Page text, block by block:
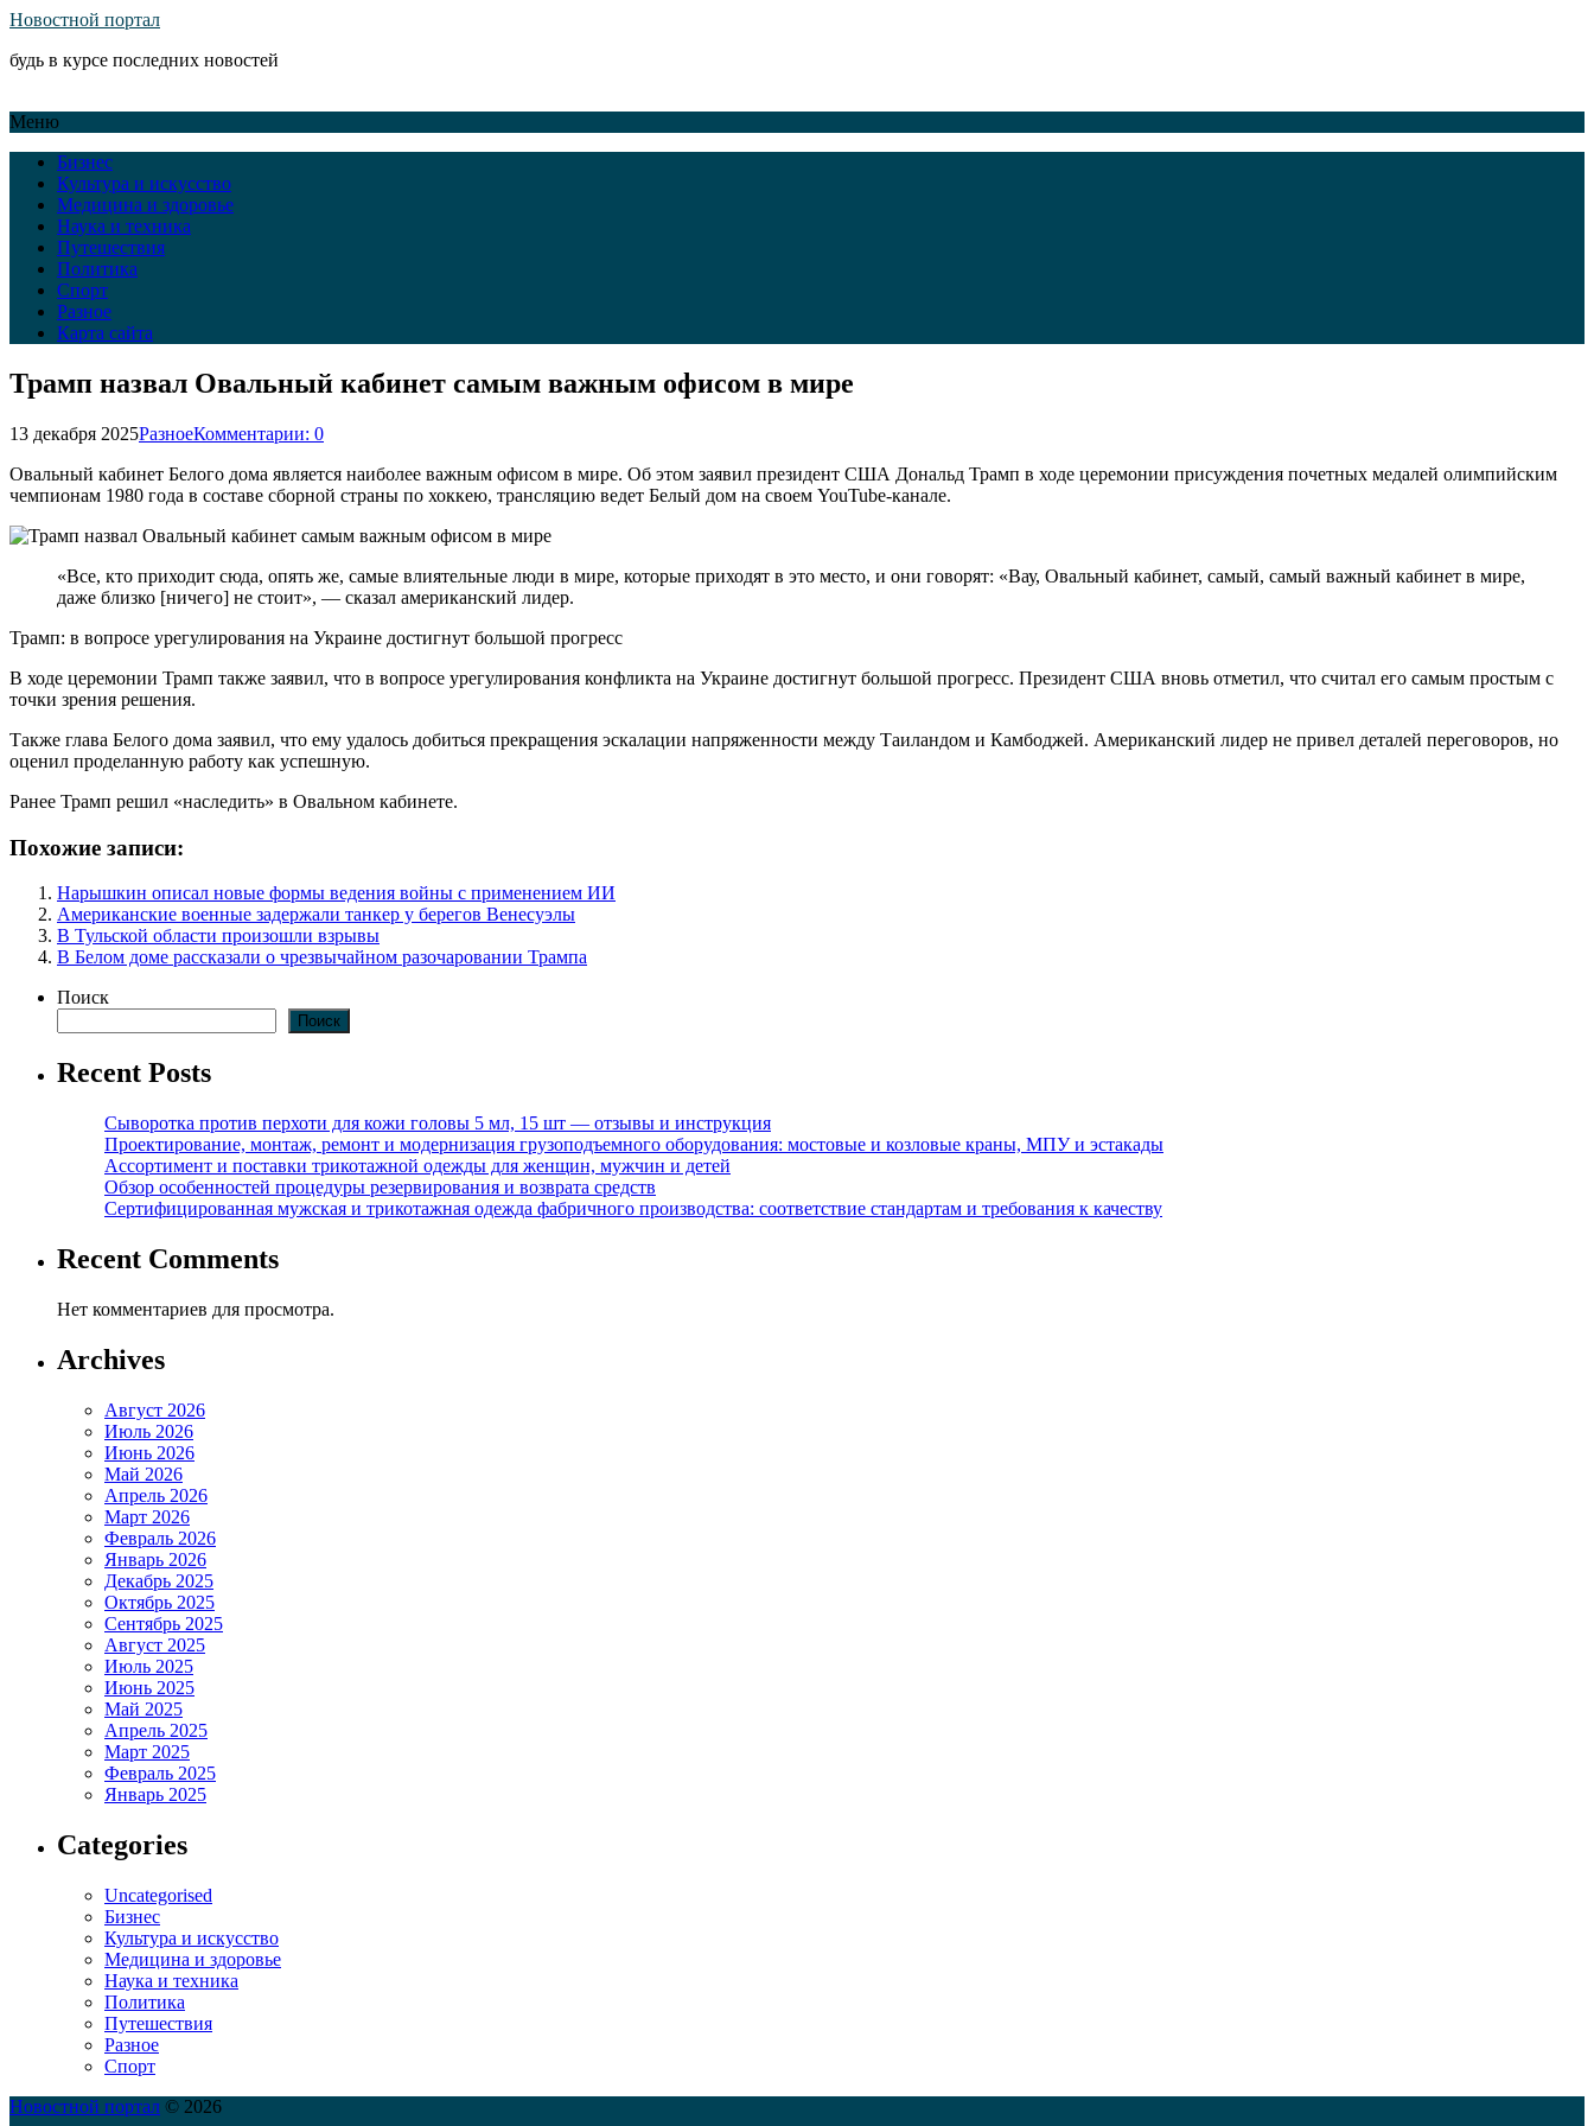
Новостной портал
будь в курсе последних новостей
Меню
Бизнес
Культура и искусство
Медицина и здоровье
Наука и техника
Путешествия
Политика
Спорт
Разное
Карта сайта
Трамп назвал Овальный кабинет самым важным офисом в мире
13 декабря 2025РазноеКомментарии: 0
Овальный кабинет Белого дома является наиболее важным офисом в мире. Об этом заявил президент США Дональд Трамп в ходе церемонии присуждения почетных медалей олимпийским
чемпионам 1980 года в составе сборной страны по хоккею, трансляцию ведет Белый дом на своем YouTube-канале.
«Все, кто приходит сюда, опять же, самые влиятельные люди в мире, которые приходят в это место, и они говорят: «Вау, Овальный кабинет, самый, самый важный кабинет в мире,
даже близко [ничего] не стоит», — сказал американский лидер.
Трамп: в вопросе урегулирования на Украине достигнут большой прогресс
В ходе церемонии Трамп также заявил, что в вопросе урегулирования конфликта на Украине достигнут большой прогресс. Президент США вновь отметил, что считал его самым простым с
точки зрения решения.
Также глава Белого дома заявил, что ему удалось добиться прекращения эскалации напряженности между Таиландом и Камбоджей. Американский лидер не привел деталей переговоров, но
оценил проделанную работу как успешную.
Ранее Трамп решил «наследить» в Овальном кабинете.
Похожие записи:
Нарышкин описал новые формы ведения войны с применением ИИ
Американские военные задержали танкер у берегов Венесуэлы
В Тульской области произошли взрывы
В Белом доме рассказали о чрезвычайном разочаровании Трампа
Поиск
Поиск
Recent Posts
Сыворотка против перхоти для кожи головы 5 мл, 15 шт — отзывы и инструкция
Проектирование, монтаж, ремонт и модернизация грузоподъемного оборудования: мостовые и козловые краны, МПУ и эстакады
Ассортимент и поставки трикотажной одежды для женщин, мужчин и детей
Обзор особенностей процедуры резервирования и возврата средств
Сертифицированная мужская и трикотажная одежда фабричного производства: соответствие стандартам и требования к качеству
Recent Comments
Нет комментариев для просмотра.
Archives
Август 2026
Июль 2026
Июнь 2026
Май 2026
Апрель 2026
Март 2026
Февраль 2026
Январь 2026
Декабрь 2025
Октябрь 2025
Сентябрь 2025
Август 2025
Июль 2025
Июнь 2025
Май 2025
Апрель 2025
Март 2025
Февраль 2025
Январь 2025
Categories
Uncategorised
Бизнес
Культура и искусство
Медицина и здоровье
Наука и техника
Политика
Путешествия
Разное
Спорт
Новостной портал © 2026